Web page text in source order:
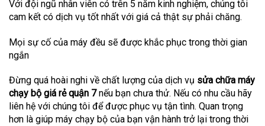
Với đội ngũ nhân viên có trên 5 năm kinh nghiệm, chúng tôi
cam kết có dịch vụ tốt nhất với giá cả thật sự phải chăng.
Mọi sự cố của máy đều sẽ được khắc phục trong thời gian
ngắn
Đừng quá hoài nghi về chất lượng của dịch vụ sửa chữa máy
chạy bộ giá rẻ quận 7nếu bạn chưa thử. Nếu có nhu cầu hãy
liên hệ với chúng tôi để được phục vụ tận tình. Quan trọng
hơn là giúp máy chạy bộ của bạn vận hành trở lại trong thời